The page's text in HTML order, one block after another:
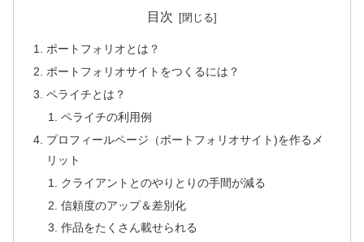
目次
ポートフォリオとは？
ポートフォリオサイトをつくるには？
ペライチとは？
ペライチの利用例
プロフィールページ（ポートフォリオサイト)を作るメ
リット
クライアントとのやりとりの手間が減る
信頼度のアップ＆差別化
作品をたくさん載せられる